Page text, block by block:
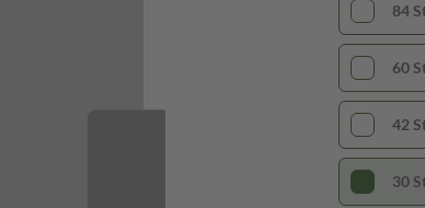
84
60
42
30